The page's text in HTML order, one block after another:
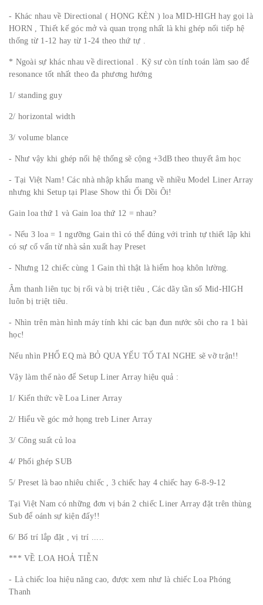
- Khác nhau về Directional ( HỌNG KÈN ) loa MID-HIGH hay gọi là
HORN , Thiết kế góc mở và quan trọng nhất là khi ghép nối tiếp hệ
thống từ 1-12 hay từ 1-24 theo thứ tự .
* Ngoài sự khác nhau về directional . Kỹ sư còn tính toán làm sao để
resonance tốt nhất theo đa phương hướng
1/ standing guy
2/ horizontal width
3/ volume blance
- Như vậy khi ghép nối hệ thống sẽ cộng +3dB theo thuyết âm học
- Tại Việt Nam! Các nhà nhập khẩu mang về nhiều Model Liner Array
nhưng khi Setup tại Plase Show thì Ối Dồi Ôi!
Gain loa thứ 1 và Gain loa thứ 12 = nhau?
- Nếu 3 loa = 1 ngưỡng Gain thì có thể đúng với trình tự thiết lập khi
có sự cố vấn từ nhà sản xuất hay Preset
- Nhưng 12 chiếc cùng 1 Gain thì thật là hiểm hoạ khôn lường.
Âm thanh liên tục bị rối và bị triệt tiêu , Các dãy tần số Mid-HIGH
luôn bị triệt tiêu.
- Nhìn trên màn hình máy tính khi các bạn đun nước sôi cho ra 1 bài
học!
Nếu nhìn PHỔ EQ mà BỎ QUA YẾU TỐ TAI NGHE sẽ vỡ trận!!
Vậy làm thế nào để Setup Liner Array hiệu quả :
1/ Kiến thức về Loa Liner Array
2/ Hiểu về góc mở họng treb Liner Array
3/ Công suất củ loa
4/ Phối ghép SUB
5/ Preset là bao nhiêu chiếc , 3 chiếc hay 4 chiếc hay 6-8-9-12
Tại Việt Nam có những đơn vị bán 2 chiếc Liner Array đặt trên thùng
Sub để oánh sự kiện đấy!!
6/ Bố trí lắp đặt , vị trí .....
*** VỀ LOA HOẢ TIỄN
- Là chiếc loa hiệu năng cao, được xem như là chiếc Loa Phóng
Thanh